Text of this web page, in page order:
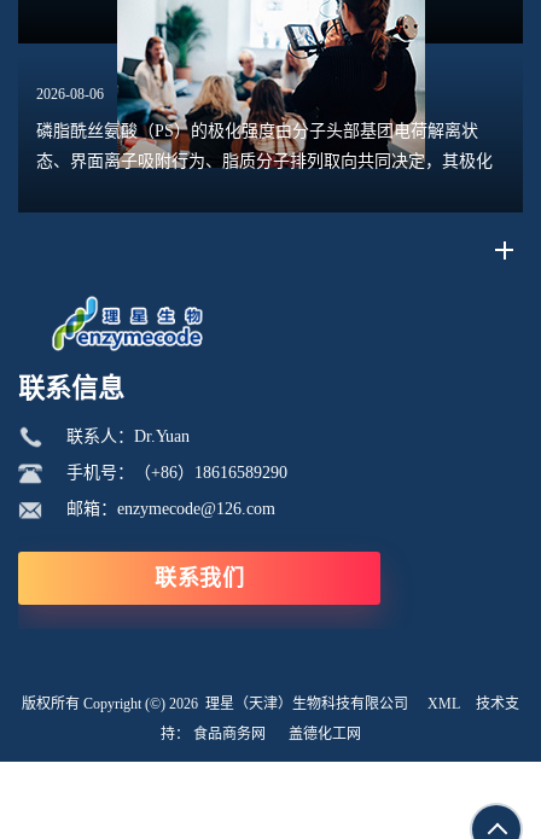
2026-08-06
磷脂酰丝氨酸（PS）的极化强度由分子头部基团电荷解离状
态、界面离子吸附行为、脂质分子排列取向共同决定，其极化
联系信息
联系人：Dr.Yuan
手机号：（+86）18616589290
邮箱：enzymecode@126.com
联系我们
版权所有 Copyright (©) 2026 理星（天津）生物科技有限公司 XML
技术支
持： 食品商务网 盖德化工网